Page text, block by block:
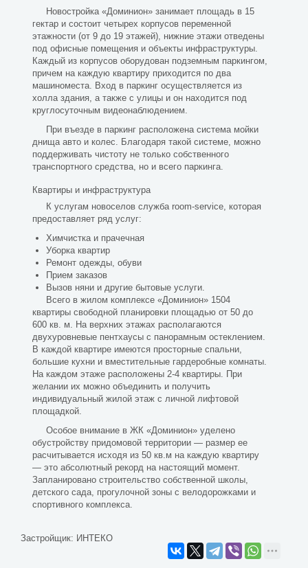
Новостройка «Доминион» занимает площадь в 15
гектар и состоит четырех корпусов переменной
этажности (от 9 до 19 этажей), нижние этажи отведены
под офисные помещения и объекты инфраструктуры.
Каждый из корпусов оборудован подземным паркингом,
причем на каждую квартиру приходится по два
машиноместа. Вход в паркинг осуществляется из
холла здания, а также с улицы и он находится под
круглосуточным видеонаблюдением.
При въезде в паркинг расположена система мойки
днища авто и колес. Благодаря такой системе, можно
поддерживать чистоту не только собственного
транспортного средства, но и всего паркинга.
Квартиры и инфраструктура
К услугам новоселов служба room-service, которая
предоставляет ряд услуг:
Химчистка и прачечная
Уборка квартир
Ремонт одежды, обуви
Прием заказов
Вызов няни и другие бытовые услуги.
Всего в жилом комплексе «Доминион» 1504
квартиры свободной планировки площадью от 50 до
600 кв. м. На верхних этажах располагаются
двухуровневые пентхаусы с панорамным остеклением.
В каждой квартире имеются просторные спальни,
большие кухни и вместительные гардеробные комнаты.
На каждом этаже расположены 2-4 квартиры. При
желании их можно объединить и получить
индивидуальный жилой этаж с личной лифтовой
площадкой.
Особое внимание в ЖК «Доминион» уделено
обустройству придомовой территории — размер ее
расчитывается исходя из 50 кв.м на каждую квартиру
— это абсолютный рекорд на настоящий момент.
Запланировано строительство собственной школы,
детского сада, прогулочной зоны с велодорожками и
спортивного комплекса.
Застройщик: ИНТЕКО